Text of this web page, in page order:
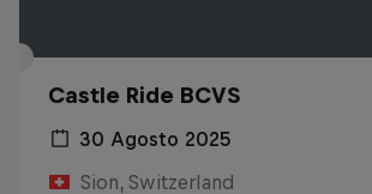
Castle Ride BCVS
30 Agosto 2025
Sion, Switzerland